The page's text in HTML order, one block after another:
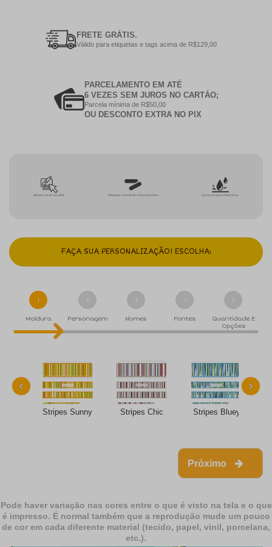
FRETE GRÁTIS.
Válido para etiquetas e tags acima de R$129,00
PARCELAMENTO EM ATÉ
6 VEZES SEM JUROS NO CARTÁO;
Parcela mínima de R$50,00
OU DESCONTO EXTRA NO PIX
Monte o kit do seu jeito Etiquetas resistentes Não esfarelam A prova d'água Pode lavar
FAÇA SUA PERSONALIZAÇÃO! ESCOLHA:
1
Moldura
2
Personagem
3
Nomes
4
Fontes
5
Quantidade E
Opções
Stripes Sunny Stripes Chic Stripes Bluey
‹ ›
Próximo
Pode haver variação nas cores entre o que é visto na tela e o que
é impresso. É normal também que a reprodução mude um pouco
de cor em cada diferente material (tecido, papel, vinil, porcelana,
etc.).